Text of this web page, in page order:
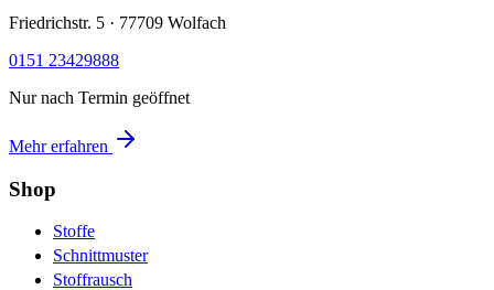
Friedrichstr. 5 · 77709 Wolfach
0151 23429888
Nur nach Termin geöffnet
Mehr erfahren
Shop
Stoffe
Schnittmuster
Stoffrausch